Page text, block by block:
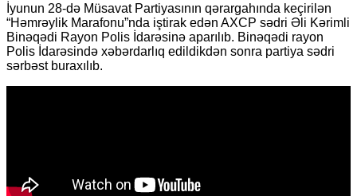
İyunun 28-də Müsavat Partiyasının qərargahında keçirilən
“Həmrəylik Marafonu”nda iştirak edən AXCP sədri Əli Kərimli
Binəqədi Rayon Polis İdarəsinə aparılıb. Binəqədi rayon
Polis İdarəsində xəbərdarlıq edildikdən sonra partiya sədri
sərbəst buraxılıb.